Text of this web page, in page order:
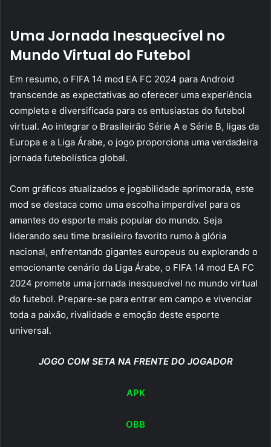
Uma Jornada Inesquecível no
Mundo Virtual do Futebol
Em resumo, o FIFA 14 mod EA FC 2024 para Android
transcende as expectativas ao oferecer uma experiência
completa e diversificada para os entusiastas do futebol
virtual. Ao integrar o Brasileirão Série A e Série B, ligas da
Europa e a Liga Árabe, o jogo proporciona uma verdadeira
jornada futebolística global.
Com gráficos atualizados e jogabilidade aprimorada, este
mod se destaca como uma escolha imperdível para os
amantes do esporte mais popular do mundo. Seja
liderando seu time brasileiro favorito rumo à glória
nacional, enfrentando gigantes europeus ou explorando o
emocionante cenário da Liga Árabe, o FIFA 14 mod EA FC
2024 promete uma jornada inesquecível no mundo virtual
do futebol. Prepare-se para entrar em campo e vivenciar
toda a paixão, rivalidade e emoção deste esporte
universal.
JOGO COM SETA NA FRENTE DO JOGADOR
APK
OBB